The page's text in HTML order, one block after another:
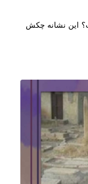
این نشانه چکش